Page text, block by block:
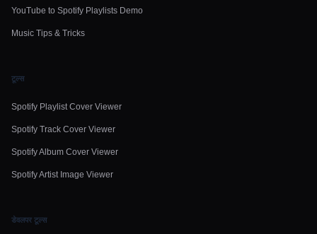
YouTube to Spotify Playlists Demo
Music Tips & Tricks
टूल्स
Spotify Playlist Cover Viewer
Spotify Track Cover Viewer
Spotify Album Cover Viewer
Spotify Artist Image Viewer
डेवलपर टूल्स